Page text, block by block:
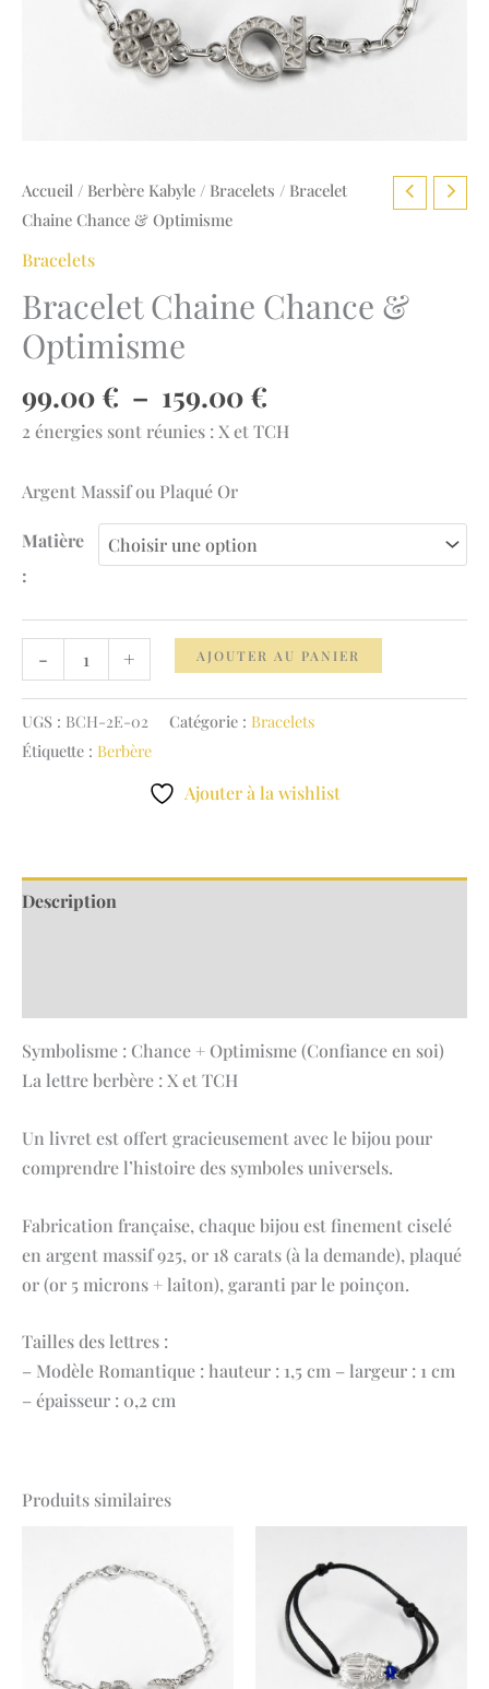
Accueil / Berbère Kabyle / Bracelets / Bracelet
Chaine Chance & Optimisme
Bracelets
Bracelet Chaine Chance &
Optimisme
99.00 € – 159.00 €
de
2 énergies sont réunies : X et TCH
Argent Massif ou Plaqué Or
Matière
:
-
de
Bracelet
Chaine
+ AJOUTER AU PANIER
UGS : BCH-2E-02 Catégorie : Bracelets
Étiquette : Berbère
Ajouter à la wishlist
Description
Symbolisme : Chance + Optimisme (Confiance en soi)
La lettre berbère : X et TCH
Un livret est offert gracieusement avec le bijou pour
comprendre l’histoire des symboles universels.
Fabrication française, chaque bijou est finement ciselé
en argent massif 925, or 18 carats (à la demande), plaqué
or (or 5 microns + laiton), garanti par le poinçon.
Tailles des lettres :
– Modèle Romantique : hauteur : 1,5 cm – largeur : 1 cm
– épaisseur : 0,2 cm
Produits similaires